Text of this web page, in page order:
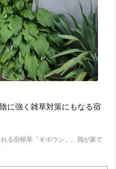
に強く雑草対策にもなる宿
る宿根草「ギボウシ」。我が家で